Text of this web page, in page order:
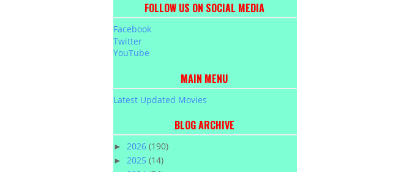
FOLLOW US ON SOCIAL MEDIA
Facebook
Twitter
YouTube
MAIN MENU
Latest Updated Movies
BLOG ARCHIVE
► 2026 (190)
► 2025 (14)